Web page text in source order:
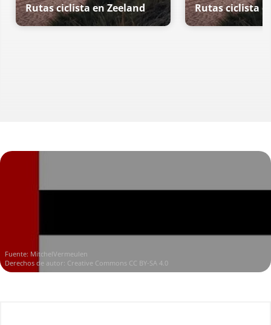
Rutas ciclista en Zeeland Rutas ciclista
Fuente: MitchelVermeulen
Derechos de autor: Creative Commons CC BY-SA 4.0